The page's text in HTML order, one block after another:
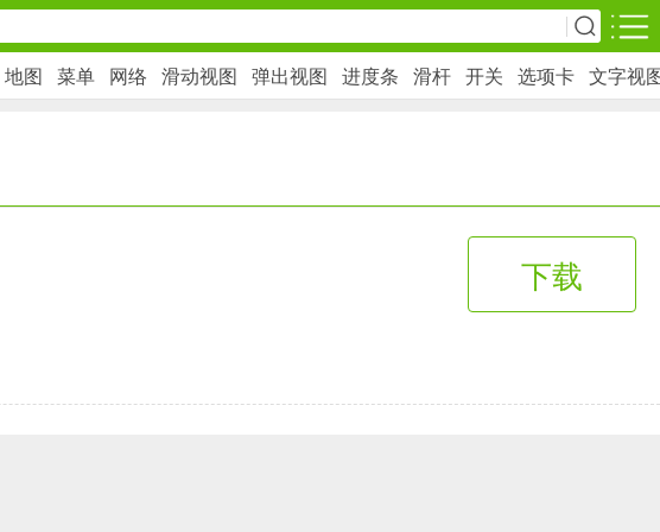
安卓游戏
1万+款应用
地图 菜单 网络 滑动视图 弹出视图 进度条 滑杆 开关 选项卡 文字视
下载